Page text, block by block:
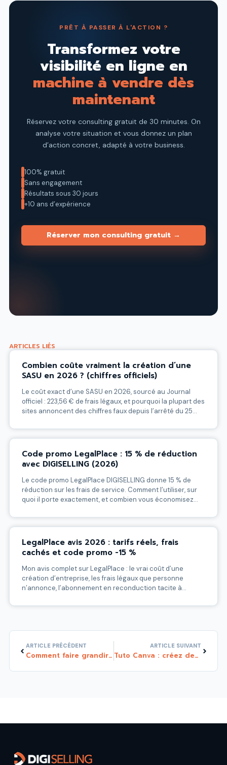
PRÊT À PASSER À L'ACTION ?
Transformez votre
visibilité en ligne en
machine à vendre dès
maintenant
Réservez votre consulting gratuit de 30 minutes. On
analyse votre situation et vous donnez un plan
d’action concret, adapté à votre business.
100% gratuit
Sans engagement
Résultats sous 30 jours
+10 ans d’expérience
Réserver mon consulting gratuit →
ARTICLES LIÉS
Combien coûte vraiment la création d’une
SASU en 2026 ? (chiffres officiels)
Le coût exact d’une SASU en 2026, sourcé au Journal
officiel : 223,56 € de frais légaux, et pourquoi la plupart des
sites annoncent des chiffres faux depuis l’arrêté du 25
Code promo LegalPlace : 15 % de réduction
avec DIGISELLING (2026)
Le code promo LegalPlace DIGISELLING donne 15 % de
réduction sur les frais de service. Comment l’utiliser, sur
quoi il porte exactement, et combien vous économisez
LegalPlace avis 2026 : tarifs réels, frais
cachés et code promo -15 %
Mon avis complet sur LegalPlace : le vrai coût d’une
création d’entreprise, les frais légaux que personne
n’annonce, l’abonnement en reconduction tacite à
DIGISELLING.
Précédent
ARTICLE PRÉCÉDENT
Comment faire grandir son business ?
ARTICLE SUIVANT
Tuto Canva : créez des beaux visuels même sans être un graphiste !